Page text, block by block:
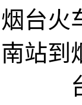
烟台火
南站到